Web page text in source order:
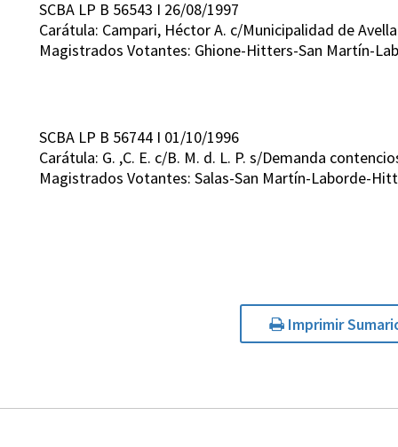
SCBA LP B 56543 I 26/08/1997
Carátula: Campari, Héctor A. c/Municipalidad de
Magistrados Votantes: Ghione-Hitters-San Martín-
SCBA LP B 56744 I 01/10/1996
Carátula: G. ,C. E. c/B. M. d. L. P. s/Demanda
Magistrados Votantes: Salas-San Martín-Laborde-
Imprimir